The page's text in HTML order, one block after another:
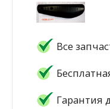
Все
Гарантия